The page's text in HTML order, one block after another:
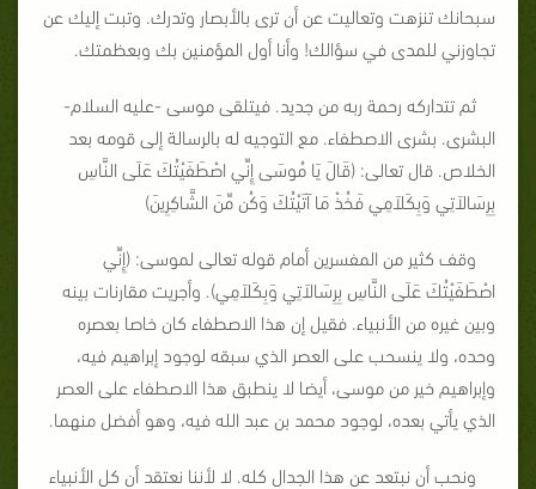
سبحانك تنزهت وتعاليت عن أن ترى بالأبصار وتدرك. وتبت إليك عن
تجاوزني للمدى في سؤالك! وأنا أول المؤمنين بك وبعظمتك.
ثم تتداركه رحمة ربه من جديد. فيتلقى موسى -عليه السلام-
البشرى. بشرى الاصطفاء. مع التوجيه له بالرسالة إلى قومه بعد
الخلاص. قال تعالى: (قَالَ يَا مُوسَى إِنِّي اصْطَفَيْتُكَ عَلَى النَّاسِ
بِرِسَالاَتِي وَبِكَلاَمِي فَخُذْ مَا آتَيْتُكَ وَكُن مِّنَ الشَّاكِرِينَ)
وقف كثير من المفسرين أمام قوله تعالى لموسى: (إِنِّي
اصْطَفَيْتُكَ عَلَى النَّاسِ بِرِسَالاَتِي وَبِكَلاَمِي). وأجريت مقارنات بينه
وبين غيره من الأنبياء. فقيل إن هذا الاصطفاء كان خاصا بعصره
وحده، ولا ينسحب على العصر الذي سبقه لوجود إبراهيم فيه،
وإبراهيم خير من موسى، أيضا لا ينطبق هذا الاصطفاء على العصر
الذي يأتي بعده، لوجود محمد بن عبد الله فيه، وهو أفضل منهما.
ونحب أن نبتعد عن هذا الجدال كله. لا لأننا نعتقد أن كل الأنبياء